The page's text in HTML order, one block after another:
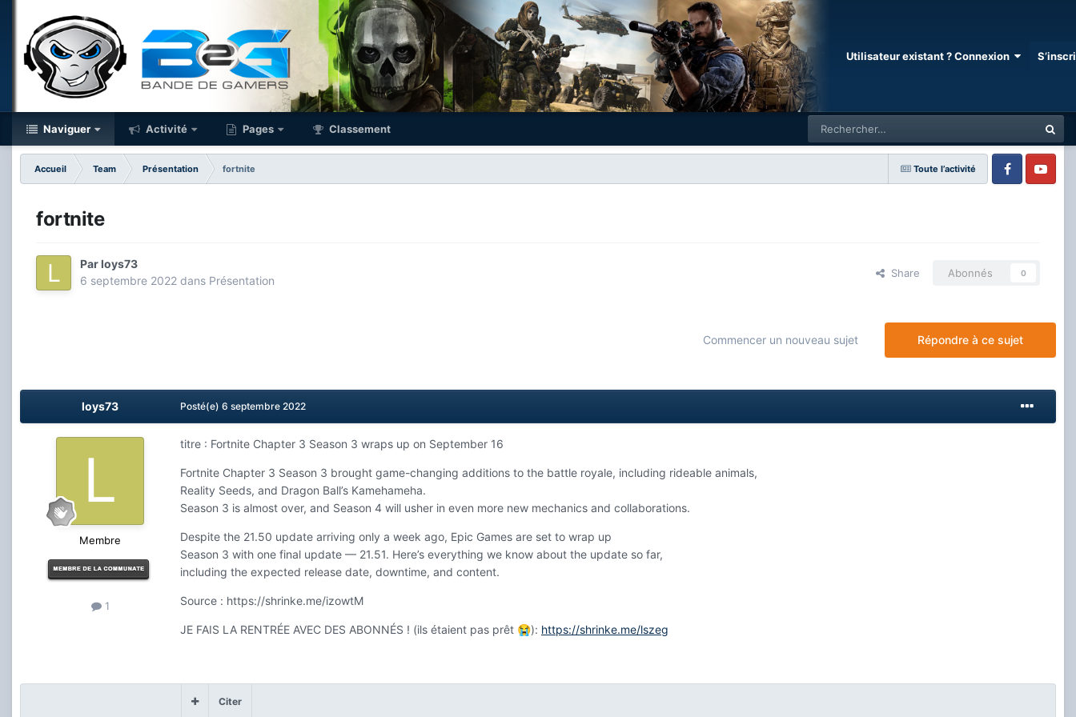
Utilisateur existant ? Connexion
Naviguer Activité Pages Classement
Toute l’activité
Accueil Team Présentation
fortnite
FacebookYoutube
fortnite
Parloys73
6 septembre 2022 dans Présentation
Share Abonnés 0
Répondre à ce sujet
Commencer un nouveau sujet
loys73
Membre
1
Posté(e) 6 septembre 2022
titre : Fortnite Chapter 3 Season 3 wraps up on September 16
Fortnite Chapter 3 Season 3 brought game-changing additions to the battle royale, including rideable animals,
Reality Seeds, and Dragon Ball’s Kamehameha.
Season 3 is almost over, and Season 4 will usher in even more new mechanics and collaborations.
Despite the 21.50 update arriving only a week ago, Epic Games are set to wrap up
Season 3 with one final update — 21.51. Here’s everything we know about the update so far,
including the expected release date, downtime, and content.
Source : https://shrinke.me/izowtM
JE FAIS LA RENTRÉE AVEC DES ABONNÉS ! (ils étaient pas prêt 😭): https://shrinke.me/lszeg
Citer